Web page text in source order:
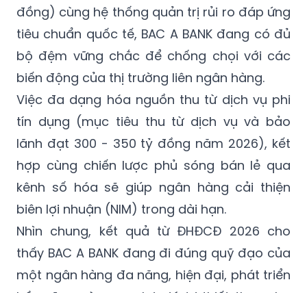
đồng) cùng hệ thống quản trị rủi ro đáp ứng
tiêu chuẩn quốc tế, BAC A BANK đang có đủ
bộ đệm vững chắc để chống chọi với các
biến động của thị trường liên ngân hàng.
Việc đa dạng hóa nguồn thu từ dịch vụ phi
tín dụng (mục tiêu thu từ dịch vụ và bảo
lãnh đạt 300 - 350 tỷ đồng năm 2026), kết
hợp cùng chiến lược phủ sóng bán lẻ qua
kênh số hóa sẽ giúp ngân hàng cải thiện
biên lợi nhuận (NIM) trong dài hạn.
Nhìn chung, kết quả từ ĐHĐCĐ 2026 cho
thấy BAC A BANK đang đi đúng quỹ đạo của
một ngân hàng đa năng, hiện đại, phát triển